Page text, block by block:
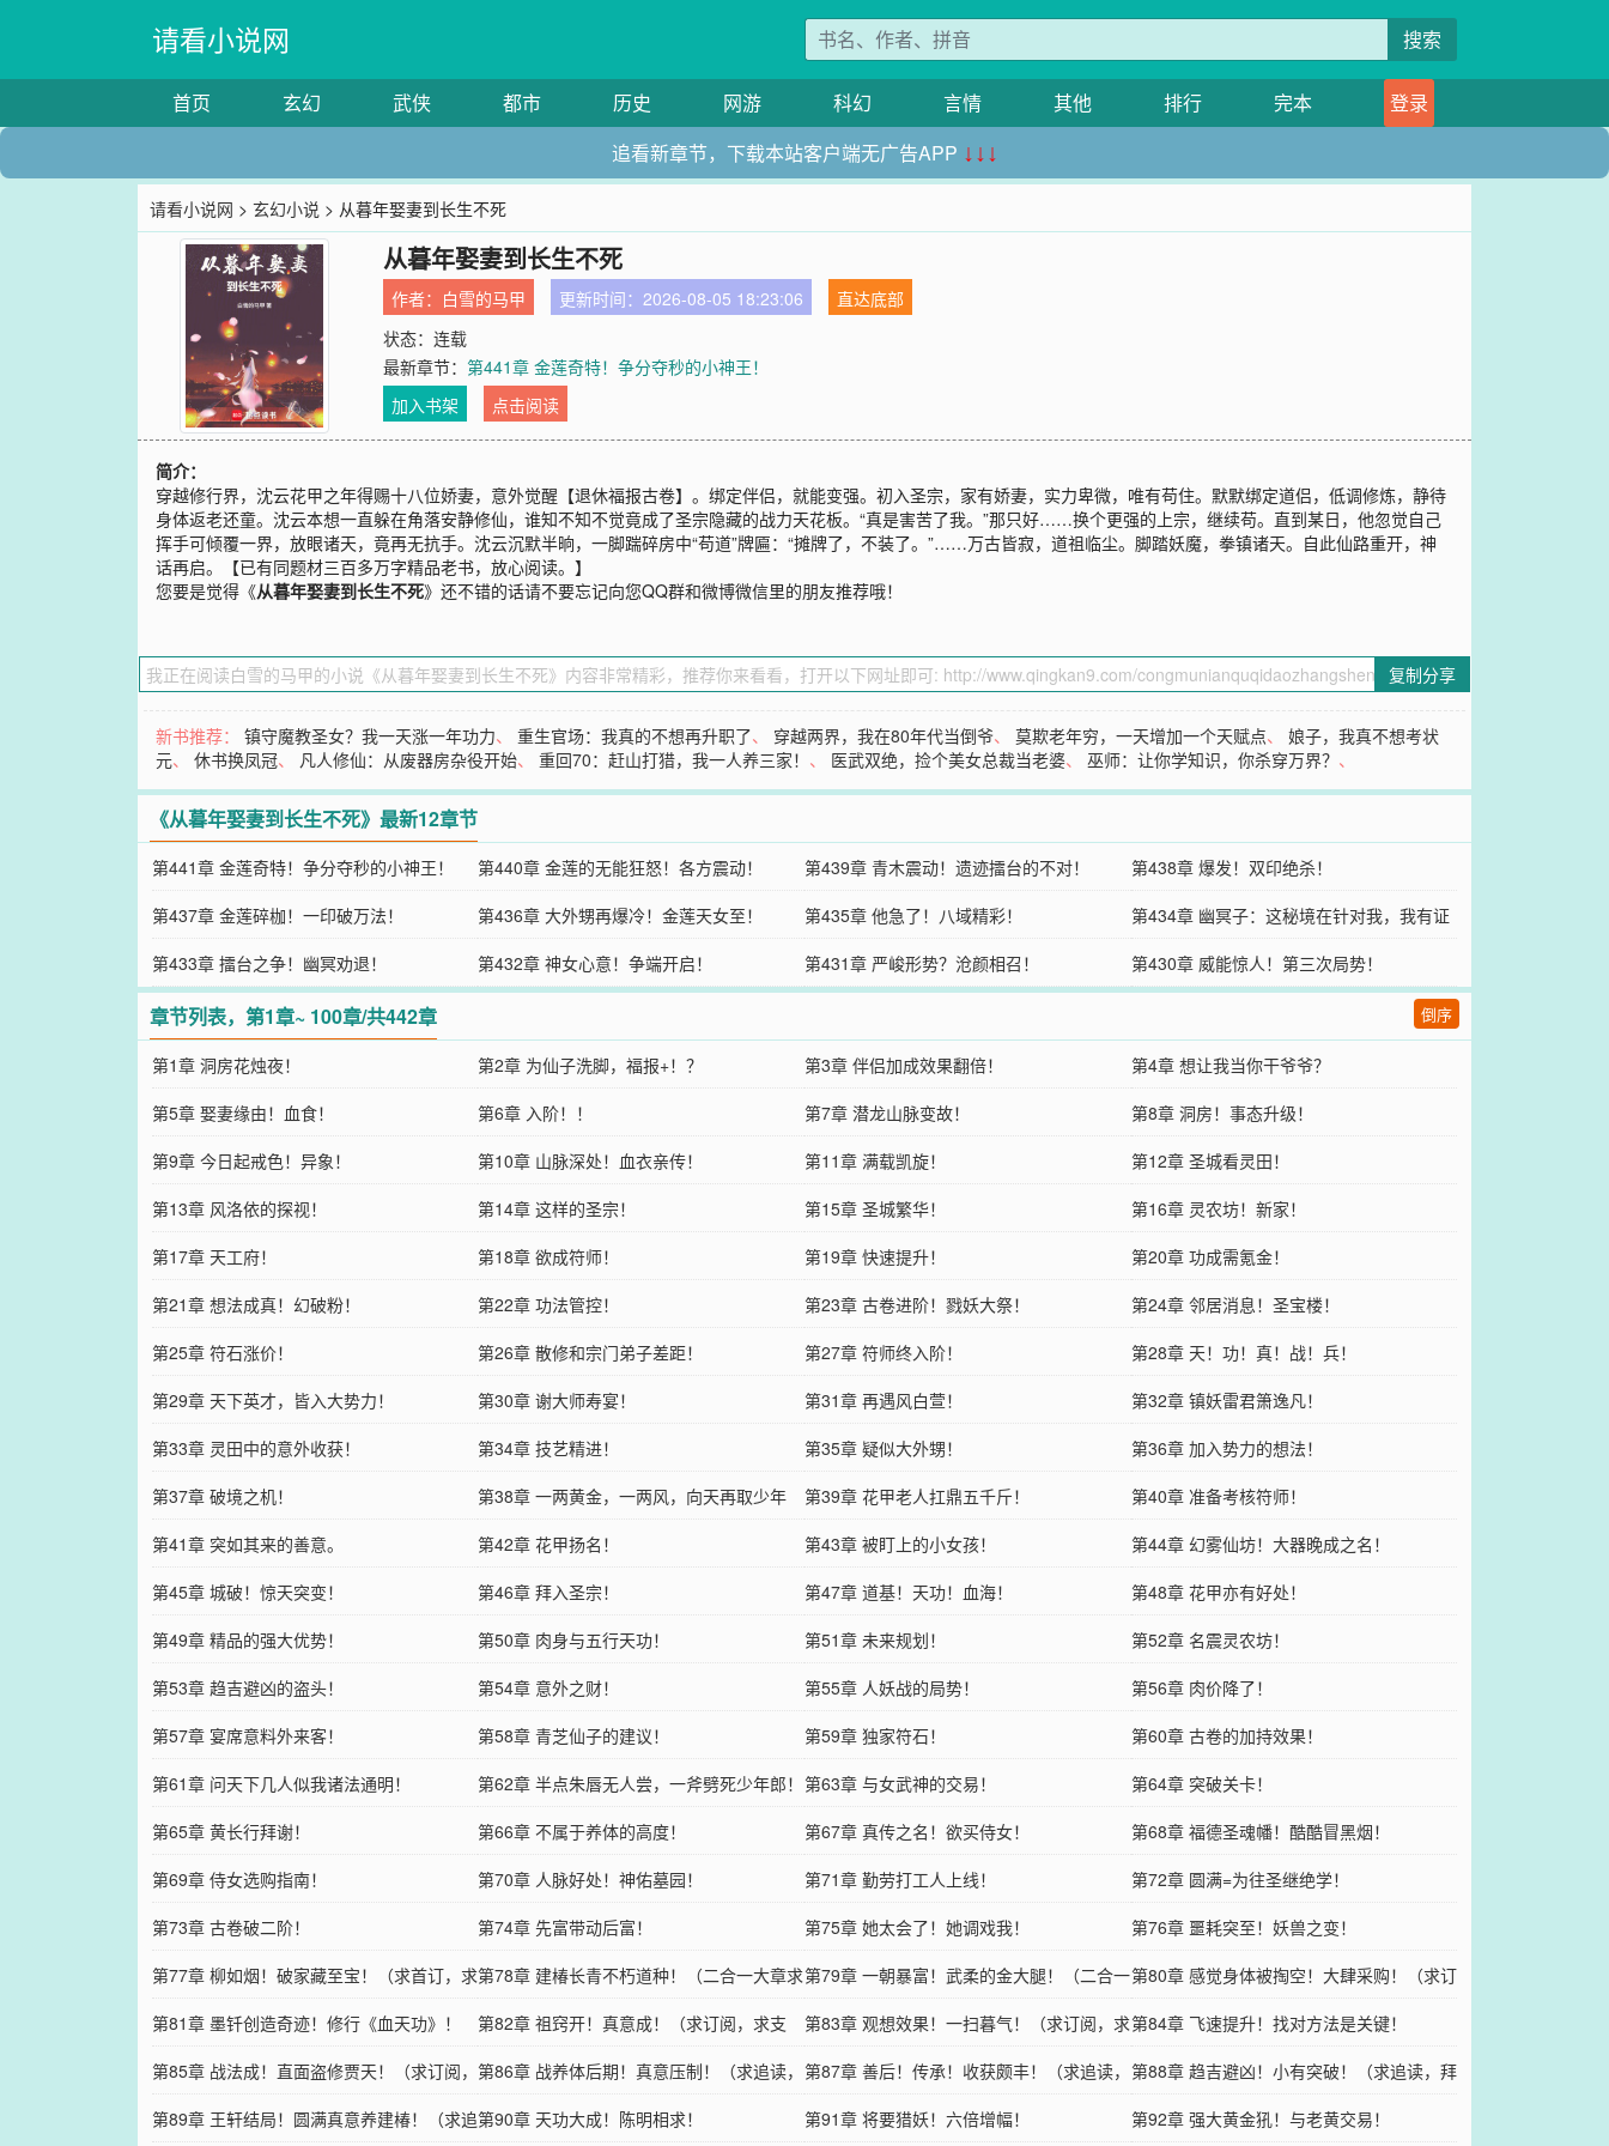
请看小说网 搜索
首页 玄幻 武侠 都市 历史 网游 科幻 言情 其他 排行 完本
登录
追看新章节，下载本站客户端无广告APP ↓↓↓
请看小说网 >玄幻小说 > 从暮年娶妻到长生不死
从暮年娶妻到长生不死
作者： 白雪的马甲 更新时间：2026-08-05 18:23:06
直达底部
状态：连载
最新章节：第441章 金莲奇特！争分夺秒的小神王！
加入书架
点击阅读
简介：
穿越修行界，沈云花甲之年得赐十八位娇妻，意外觉醒【退休福报古卷】。绑定伴侣，就能变强。初入圣宗，家有娇妻，实力卑微，唯有苟住。默默绑定道侣，低调修炼，静待
身体返老还童。沈云本想一直躲在角落安静修仙，谁知不知不觉竟成了圣宗隐藏的战力天花板。“真是害苦了我。”那只好……换个更强的上宗，继续苟。直到某日，他忽觉自己
挥手可倾覆一界，放眼诸天，竟再无抗手。沈云沉默半晌，一脚踹碎房中“苟道”牌匾：“摊牌了，不装了。”……万古皆寂，道祖临尘。脚踏妖魔，拳镇诸天。自此仙路重开，神
话再启。【已有同题材三百多万字精品老书，放心阅读。】
您要是觉得《从暮年娶妻到长生不死》还不错的话请不要忘记向您QQ群和微博微信里的朋友推荐哦！
复制分享
新书推荐：镇守魔教圣女？我一天涨一年功力、重生官场：我真的不想再升职了、 穿越两界，我在80年代当倒爷、莫欺老年穷，一天增加一个天赋点、娘子，我真不想考状
元、休书换凤冠、 凡人修仙：从废器房杂役开始、重回70：赶山打猎，我一人养三家！ 、 医武双绝，捡个美女总裁当老婆、巫师：让你学知识，你杀穿万界？ 、
《从暮年娶妻到长生不死》最新12章节
第441章 金莲奇特！争分夺秒的小神王！ 第440章 金莲的无能狂怒！各方震动！ 第439章 青木震动！遗迹擂台的不对！
第438章 爆发！双印绝杀！
第437章 金莲碎枷！一印破万法！
第436章 大外甥再爆冷！金莲天女至！ 第435章 他急了！八域精彩！
第434章 幽冥子：这秘境在针对我，我有证
据！
第433章 擂台之争！幽冥劝退！ 第432章 神女心意！争端开启！ 第431章 严峻形势？沧颜相召！ 第430章 威能惊人！第三次局势！
章节列表，第1章~ 100章/共442章 倒序
第1章 洞房花烛夜！ 第2章 为仙子洗脚，福报+！？ 第3章 伴侣加成效果翻倍！
第4章 想让我当你干爷爷？
第5章 娶妻缘由！血食！
第6章 入阶！！ 第7章 潜龙山脉变故！
第8章 洞房！事态升级！
第9章 今日起戒色！异象！
第10章 山脉深处！血衣亲传！ 第11章 满载凯旋！
第12章 圣城看灵田！
第13章 风洛依的探视！
第14章 这样的圣宗！ 第15章 圣城繁华！
第16章 灵农坊！新家！
第17章 天工府！
第18章 欲成符师！ 第19章 快速提升！
第20章 功成需氪金！
第21章 想法成真！幻破粉！
第22章 功法管控！ 第23章 古卷进阶！戮妖大祭！
第24章 邻居消息！圣宝楼！
第25章 符石涨价！
第26章 散修和宗门弟子差距！ 第27章 符师终入阶！
第28章 天！功！真！战！兵！
第29章 天下英才，皆入大势力！
第30章 谢大师寿宴！ 第31章 再遇风白萱！
第32章 镇妖雷君箫逸凡！
第33章 灵田中的意外收获！
第34章 技艺精进！ 第35章 疑似大外甥！
第36章 加入势力的想法！
第37章 破境之机！
第38章 一两黄金，一两风，向天再取少年
时！
第39章 花甲老人扛鼎五千斤！
第40章 准备考核符师！
第41章 突如其来的善意。
第42章 花甲扬名！ 第43章 被盯上的小女孩！
第44章 幻雾仙坊！大器晚成之名！
第45章 城破！惊天突变！
第46章 拜入圣宗！ 第47章 道基！天功！血海！
第48章 花甲亦有好处！
第49章 精品的强大优势！
第50章 肉身与五行天功！ 第51章 未来规划！
第52章 名震灵农坊！
第53章 趋吉避凶的盗头！
第54章 意外之财！ 第55章 人妖战的局势！
第56章 肉价降了！
第57章 宴席意料外来客！
第58章 青芝仙子的建议！ 第59章 独家符石！
第60章 古卷的加持效果！
第61章 问天下几人似我诸法通明！
第62章 半点朱唇无人尝，一斧劈死少年郎！ 第63章 与女武神的交易！
第64章 突破关卡！
第65章 黄长行拜谢！
第66章 不属于养体的高度！ 第67章 真传之名！欲买侍女！
第68章 福德圣魂幡！酷酷冒黑烟！
第69章 侍女选购指南！
第70章 人脉好处！神佑墓园！ 第71章 勤劳打工人上线！
第72章 圆满=为往圣继绝学！
第73章 古卷破二阶！
第74章 先富带动后富！ 第75章 她太会了！她调戏我！
第76章 噩耗突至！妖兽之变！
第77章 柳如烟！破家藏至宝！（求首订，求
支持，跪谢！！！）
第78章 建椿长青不朽道种！（二合一大章求
首订！！！）
第79章 一朝暴富！武柔的金大腿！（二合一
大章求首订！！！）
第80章 感觉身体被掏空！大肆采购！（求订
阅，求支持）
第81章 墨钎创造奇迹！修行《血天功》！
（求订阅，求支持）
第82章 祖窍开！真意成！（求订阅，求支
持）
第83章 观想效果！一扫暮气！（求订阅，求
支持）
第84章 飞速提升！找对方法是关键！
第85章 战法成！直面盗修贾天！（求订阅，
求支持）
第86章 战养体后期！真意压制！（求追读，
求支持）
第87章 善后！传承！收获颇丰！（求追读，
求支持）
第88章 趋吉避凶！小有突破！（求追读，拜
谢！）
第89章 王轩结局！圆满真意养建椿！（求追第90章 天功大成！陈明相求！ 第91章 将要猎妖！六倍增幅！ 第92章 强大黄金犼！与老黄交易！